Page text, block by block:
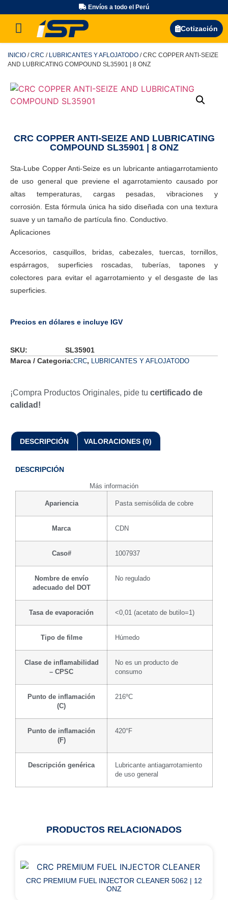
Envíos a todo el Perú
Cotización
INICIO /CRC / LUBRICANTES Y AFLOJATODO / CRC COPPER ANTI-SEIZE
AND LUBRICATING COMPOUND SL35901 | 8 ONZ
CRC COPPER ANTI-SEIZE AND LUBRICATING
COMPOUND SL35901 | 8 ONZ
Sta-Lube Copper Anti-Seize es un lubricante antiagarrotamiento
de uso general que previene el agarrotamiento causado por
altas temperaturas, cargas pesadas, vibraciones y
corrosión. Esta fórmula única ha sido diseñada con una textura
suave y un tamaño de partícula fino. Conductivo.
Aplicaciones
Accesorios, casquillos, bridas, cabezales, tuercas, tornillos,
espárragos, superficies roscadas, tuberías, tapones y
colectores para evitar el agarrotamiento y el desgaste de las
superficies.
Precios en dólares e incluye IGV
SKU:
SL35901
Marca / Categoria:CRC, LUBRICANTES Y AFLOJATODO
¡Compra Productos Originales, pide tu certificado de
calidad!
DESCRIPCIÓN VALORACIONES (0)
DESCRIPCIÓN
Más información
Apariencia Pasta semisólida de cobre
Marca CDN
Caso# 1007937
Nombre de envío
adecuado del DOT
No regulado
Tasa de evaporación <0,01 (acetato de butilo=1)
Tipo de filme Húmedo
Clase de inflamabilidad
– CPSC
No es un producto de
consumo
Punto de inflamación
(C)
216ºC
Punto de inflamación
(F)
420°F
Descripción genérica
Lubricante antiagarrotamiento
de uso general
PRODUCTOS RELACIONADOS
CRC PREMIUM FUEL INJECTOR CLEANER 5062 | 12
ONZ